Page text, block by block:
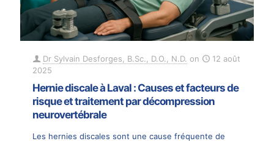
Dr Sylvain Desforges, B.Sc., D.O., N.D. on
12 août
2025
Hernie discale à Laval : Causes et facteurs de
risque et traitement par décompression
neurovertébrale
Les hernies discales sont une cause fréquente de